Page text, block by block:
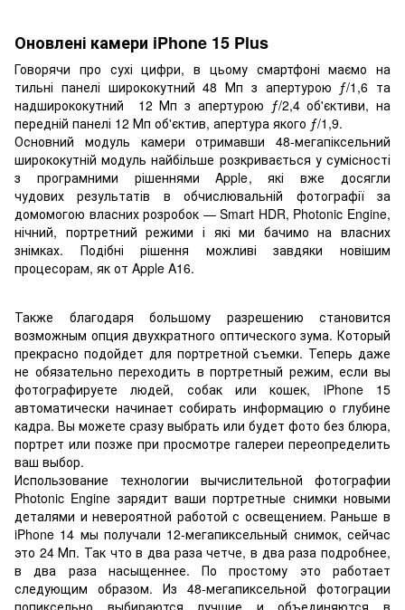
Оновлені камери iPhone 15 Plus
Говорячи про сухі цифри, в цьому смартфоні маємо на
тильні панелі ширококутний 48 Мп з апертурою ƒ/1,6 та
надширококутний 12 Мп з апертурою ƒ/2,4 об'єктиви, на
передній панелі 12 Мп об'єктив, апертура якого ƒ/1,9.
Основний модуль камери отримавши 48-мегапіксельний
ширококутній модуль найбільше розкривається у сумісності
з програмними рішеннями Apple, які вже досягли
чудових результатів в обчислювальній фотографії за
домомогою власних розробок — Smart HDR, Photonic Engine,
нічний, портретний режими і які ми бачимо на власних
знімках. Подібні рішення можливі завдяки новішим
процесорам, як от Apple A16.
Также благодаря большому разрешению становится
возможным опция двухкратного оптического зума. Который
прекрасно подойдет для портретной съемки. Теперь даже
не обязательно переходить в портретный режим, если вы
фотографируете людей, собак или кошек, iPhone 15
автоматически начинает собирать информацию о глубине
кадра. Вы можете сразу выбрать или будет фото без блюра,
портрет или позже при просмотре галереи переопределить
ваш выбор.
Использование технологии вычислительной фотографии
Photonic Engine зарядит ваши портретные снимки новыми
деталями и невероятной работой с освещением. Раньше в
iPhone 14 мы получали 12-мегапиксельный снимок, сейчас
это 24 Мп. Так что в два раза четче, в два раза подробнее,
в два раза насыщеннее. По простому это работает
следующим образом. Из 48-мегапиксельной фотограции